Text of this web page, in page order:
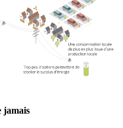
jamais